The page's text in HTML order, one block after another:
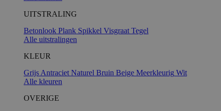
UITSTRALING
Betonlook Plank Spikkel Visgraat Tegel
Alle uitstralingen
KLEUR
Grijs Antraciet Naturel Bruin Beige Meerkleurig Wit
Alle kleuren
OVERIGE